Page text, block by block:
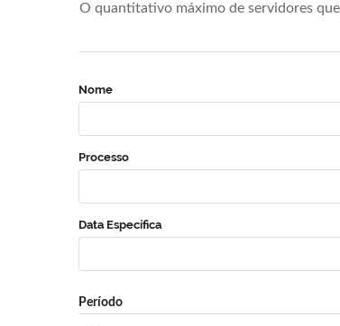
O quantitativo máximo de servidores
Nome
Processo
Data Específica
Período